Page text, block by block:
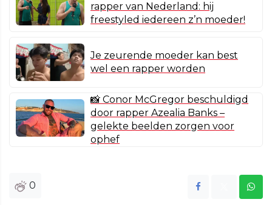
rapper van Nederland: hij
freestyled iedereen z’n moeder!
Je zeurende moeder kan best
wel een rapper worden
📸 Conor McGregor beschuldigd
door rapper Azealia Banks –
gelekte beelden zorgen voor
ophef
0